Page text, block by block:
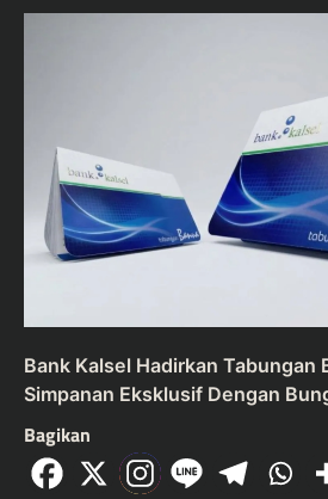
Bank Kalsel Hadirkan Tabungan
Simpanan Eksklusif Dengan
Bagikan